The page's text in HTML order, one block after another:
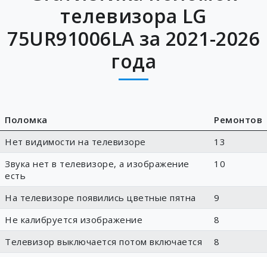
телевизора LG
75UR91006LA за 2021-2026
года
Поломка
Ремонтов
Нет видимости на телевизоре
13
Звука нет в телевизоре, а изображение
есть
10
На телевизоре появились цветные пятна
9
Не калибруется изображение
8
Телевизор выключается потом включается
8